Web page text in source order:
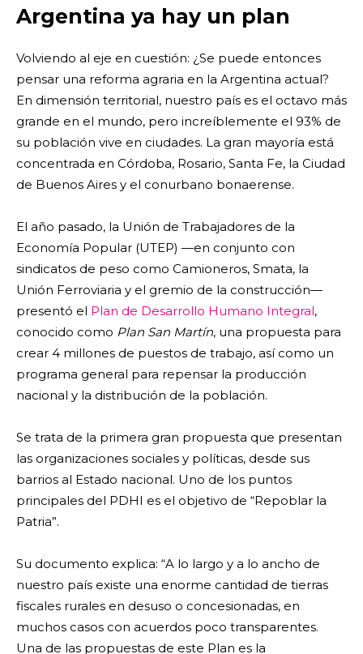
Argentina ya hay un plan
Volviendo al eje en cuestión: ¿Se puede entonces
pensar una reforma agraria en la Argentina actual?
En dimensión territorial, nuestro país es el octavo más
grande en el mundo, pero increíblemente el 93% de
su población vive en ciudades. La gran mayoría está
concentrada en Córdoba, Rosario, Santa Fe, la Ciudad
de Buenos Aires y el conurbano bonaerense.
El año pasado, la Unión de Trabajadores de la
Economía Popular (UTEP) —en conjunto con
sindicatos de peso como Camioneros, Smata, la
Unión Ferroviaria y el gremio de la construcción—
presentó el Plan de Desarrollo Humano Integral,
conocido como Plan San Martín, una propuesta para
crear 4 millones de puestos de trabajo, así como un
programa general para repensar la producción
nacional y la distribución de la población.
Se trata de la primera gran propuesta que presentan
las organizaciones sociales y políticas, desde sus
barrios al Estado nacional. Uno de los puntos
principales del PDHI es el objetivo de “Repoblar la
Patria”.
Su documento explica: “A lo largo y a lo ancho de
nuestro país existe una enorme cantidad de tierras
fiscales rurales en desuso o concesionadas, en
muchos casos con acuerdos poco transparentes.
Una de las propuestas de este Plan es la